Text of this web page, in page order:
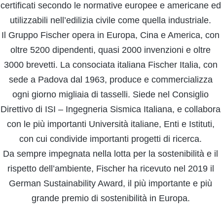
certificati secondo le normative europee e americane ed
utilizzabili nell’edilizia civile come quella industriale.
Il Gruppo Fischer opera in Europa, Cina e America, con
oltre 5200 dipendenti, quasi 2000 invenzioni e oltre
3000 brevetti. La consociata italiana Fischer Italia, con
sede a Padova dal 1963, produce e commercializza
ogni giorno migliaia di tasselli. Siede nel Consiglio
Direttivo di ISI – Ingegneria Sismica Italiana, e collabora
con le più importanti Università italiane, Enti e Istituti,
con cui condivide importanti progetti di ricerca.
Da sempre impegnata nella lotta per la sostenibilità e il
rispetto dell’ambiente, Fischer ha ricevuto nel 2019 il
German Sustainability Award, il più importante e più
grande premio di sostenibilità in Europa.